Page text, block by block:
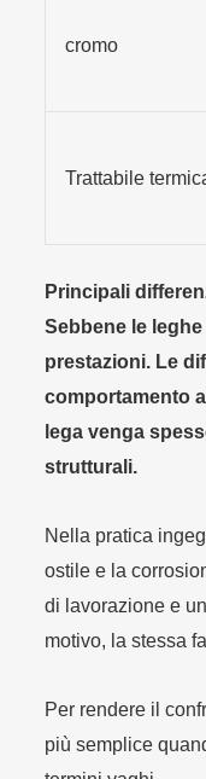
cromo
Trattabile
Principali
Sebbene le
prestazioni. Le
comportamento
lega venga
strutturali.
Nella pratica
ostile e la
di lavorazione e
motivo, la stessa
Per rendere il
più semplice